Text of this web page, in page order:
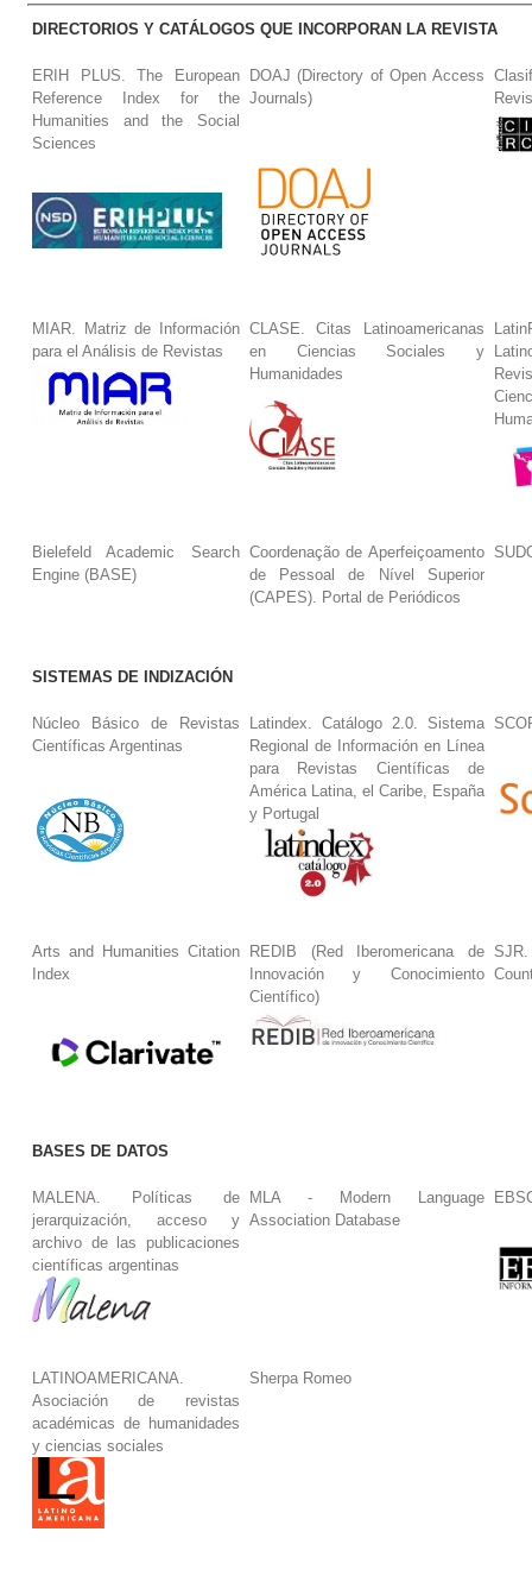
DIRECTORIOS Y CATÁLOGOS QUE INCORPORAN LA REVISTA
ERIH PLUS. The European
Reference Index for the
Humanities and the Social
Sciences
DOAJ (Directory of Open Access
Journals)
MIAR. Matriz de Información
para el Análisis de Revistas
CLASE. Citas Latinoamericanas
en Ciencias Sociales y
Humanidades
Bielefeld Academic Search
Engine (BASE)
Coordenação de Aperfeiçoamento
de Pessoal de Nível Superior
(CAPES). Portal de Periódicos
SISTEMAS DE INDIZACIÓN
Núcleo Básico de Revistas
Científicas Argentinas
Latindex. Catálogo 2.0. Sistema
Regional de Información en Línea
para Revistas Científicas de
América Latina, el Caribe, España
y Portugal
Arts and Humanities Citation
Index
REDIB (Red Iberomericana de
Innovación y Conocimiento
Científico)
BASES DE DATOS
MALENA. Políticas de
jerarquización, acceso y
archivo de las publicaciones
científicas argentinas
MLA - Modern Language
Association Database
LATINOAMERICANA.
Asociación de revistas
académicas de humanidades
y ciencias sociales
Sherpa Romeo